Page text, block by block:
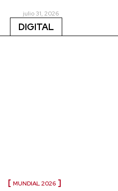
julio 31, 2026
DIGITAL
MUNDIAL 2026